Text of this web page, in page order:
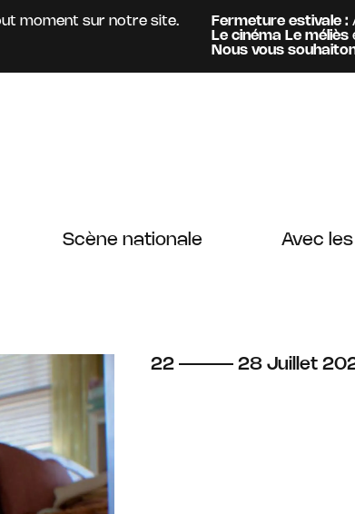
sur notre site.
Information :
Fermeture estivale :
Le cinéma Le mélièsest
Nous vous souhaitons un
Scène nationale Avec
du
22 au
28 juillet
Juillet